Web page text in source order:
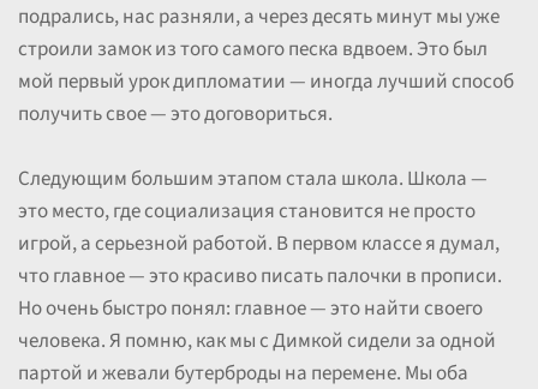
подрались, нас разняли, а через десять минут мы уже
строили замок из того самого песка вдвоем. Это был
мой первый урок дипломатии — иногда лучший способ
получить свое — это договориться.
Следующим большим этапом стала школа. Школа —
это место, где социализация становится не просто
игрой, а серьезной работой. В первом классе я думал,
что главное — это красиво писать палочки в прописи.
Но очень быстро понял: главное — это найти своего
человека. Я помню, как мы с Димкой сидели за одной
партой и жевали бутерброды на перемене. Мы оба